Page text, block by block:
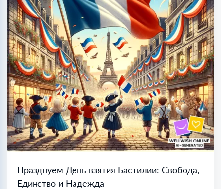
Празднуем День взятия Бастилии: Свобода,
Единство и Надежда